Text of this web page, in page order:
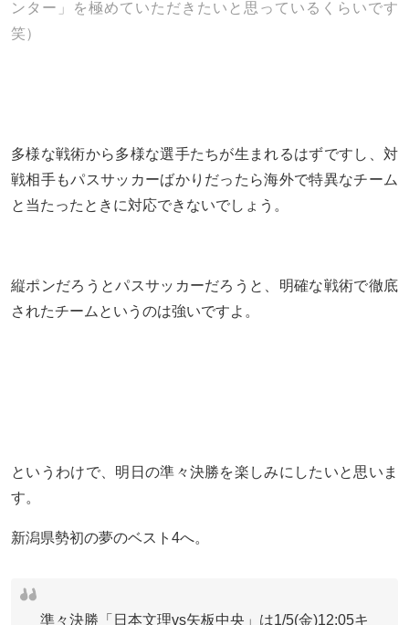
ンター」を極めていただきたいと思っているくらいです
笑）
多様な戦術から多様な選手たちが生まれるはずですし、対
戦相手もパスサッカーばかりだったら海外で特異なチーム
と当たったときに対応できないでしょう。
縦ポンだろうとパスサッカーだろうと、明確な戦術で徹底
されたチームというのは強いですよ。
というわけで、明日の準々決勝を楽しみにしたいと思いま
す。
新潟県勢初の夢のベスト4へ。
準々決勝「日本文理vs矢板中央」は1/5(金)12:05キ